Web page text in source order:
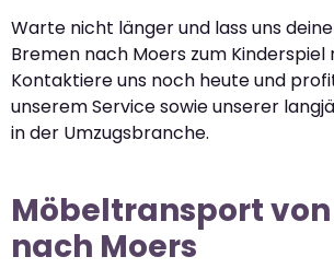
Warte nicht länger und lass uns
Bremen nach Moers zum Kinderspiel
Kontaktiere uns noch heute und
unserem Service sowie unserer
in der Umzugsbranche.
Möbeltransport
nach Moers